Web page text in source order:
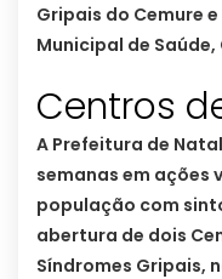
Gripais do Cemure
Municipal de
Centros
A Prefeitura de
semanas em ações
população com
abertura de dois
Síndromes Gripais,